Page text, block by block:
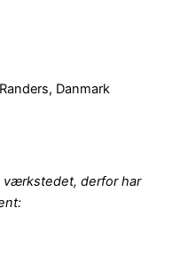
Danmark
værkstedet, derfor har